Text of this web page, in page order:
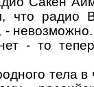
что радио
-
- то
тела в